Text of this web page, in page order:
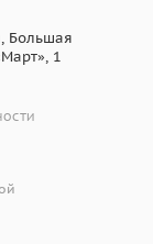
Большая
1